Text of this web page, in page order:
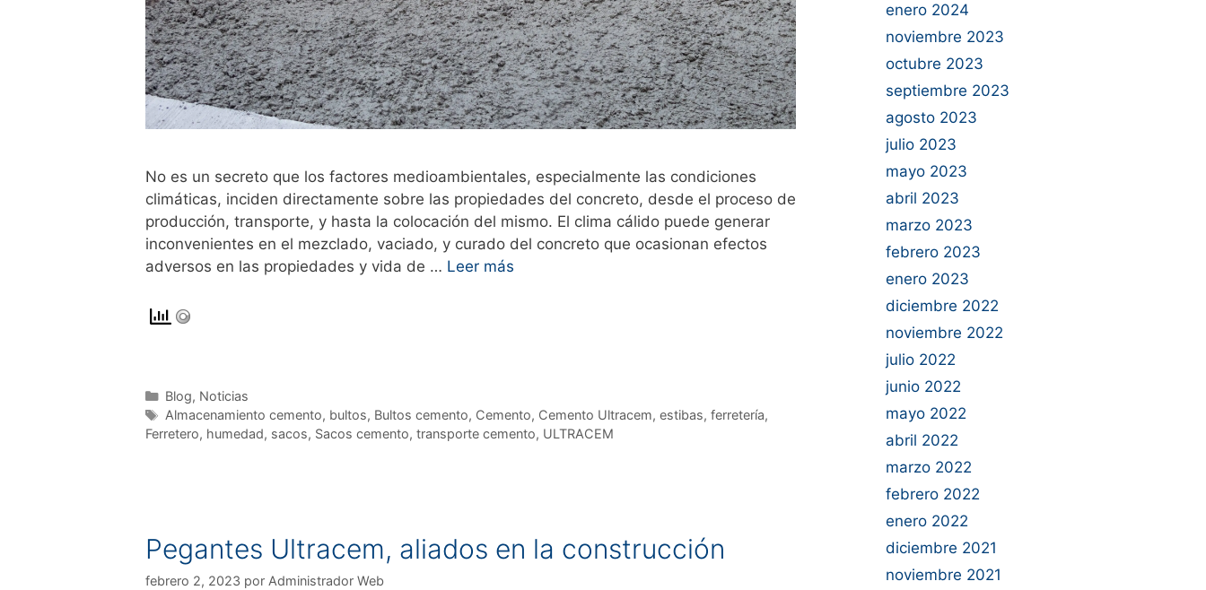
No es un secreto que los factores medioambientales, especialmente las condiciones
climáticas, inciden directamente sobre las propiedades del concreto, desde el proceso de
producción, transporte, y hasta la colocación del mismo. El clima cálido puede generar
inconvenientes en el mezclado, vaciado, y curado del concreto que ocasionan efectos
adversos en las propiedades y vida de … Leer más
Blog, Noticias
Almacenamiento cemento, bultos, Bultos cemento, Cemento, Cemento Ultracem, estibas, ferretería,
Ferretero, humedad, sacos, Sacos cemento, transporte cemento, ULTRACEM
Pegantes Ultracem, aliados en la construcción
febrero 2, 2023 por Administrador Web
enero 2024
noviembre 2023
octubre 2023
septiembre 2023
agosto 2023
julio 2023
mayo 2023
abril 2023
marzo 2023
febrero 2023
enero 2023
diciembre 2022
noviembre 2022
julio 2022
junio 2022
mayo 2022
abril 2022
marzo 2022
febrero 2022
enero 2022
diciembre 2021
noviembre 2021